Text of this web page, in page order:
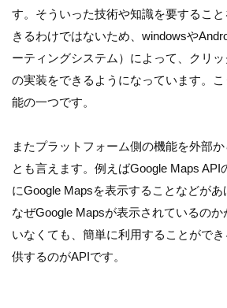
す。そういった技術や知識を要するこ
きるわけではないため、windowsや
ーティングシステム）によって、クリ
の実装をできるようになっています。
能の一つです。
またプラットフォーム側の機能を外部
とも言えます。例えばGoogle Maps API
にGoogle Mapsを表示することなどがあ
なぜGoogle Mapsが表示されているの
いなくても、簡単に利用することがで
供するのがAPIです。